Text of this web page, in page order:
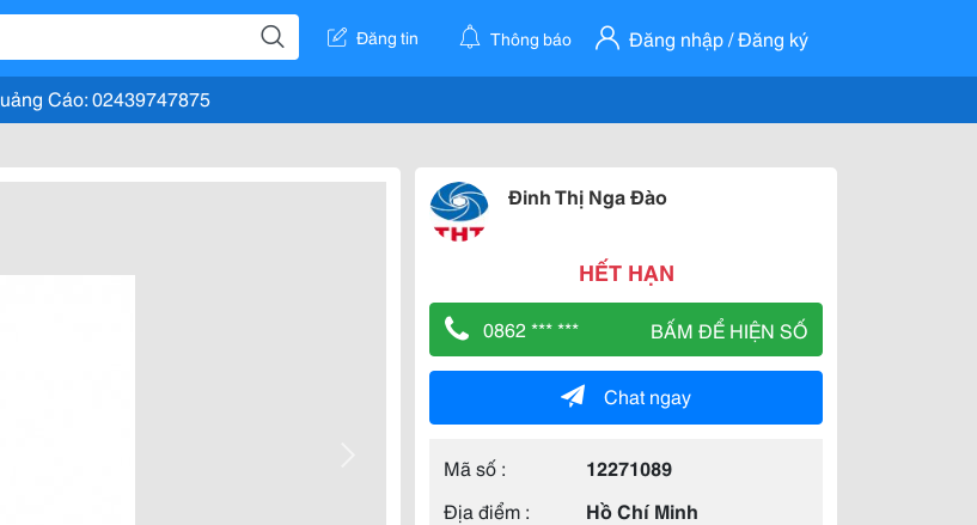
Đăng tin Thông báo Đăng nhập / Đăng ký
Cáo: 02439747875
Đinh Thị Nga Đào
HẾT HẠN
0862 *** *** BẤM ĐỂ HIỆN SỐ
Chat ngay
Mã số :
12271089
Địa điểm :
Hồ Chí Minh